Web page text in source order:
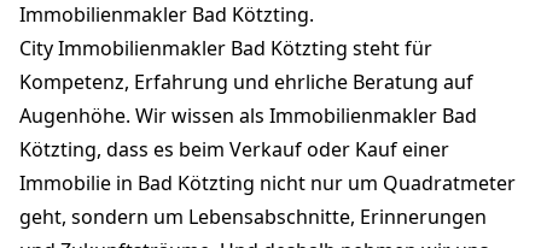
Immobilienmakler Bad Kötzting.
City Immobilienmakler Bad Kötzting steht für
Kompetenz, Erfahrung und ehrliche Beratung auf
Augenhöhe. Wir wissen als Immobilienmakler Bad
Kötzting, dass es beim Verkauf oder Kauf einer
Immobilie in Bad Kötzting nicht nur um Quadratmeter
geht, sondern um Lebensabschnitte, Erinnerungen